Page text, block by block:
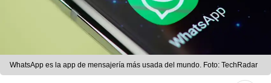
WhatsApp es la app de mensajería más usada del mundo. Foto: TechRadar